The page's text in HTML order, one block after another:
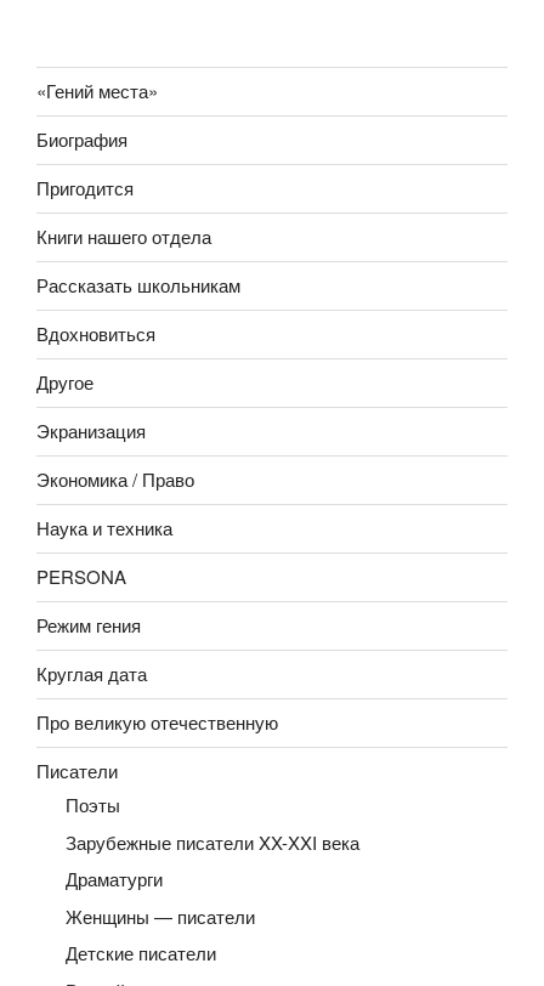
«Гений места»
Биография
Пригодится
Книги нашего отдела
Рассказать школьникам
Вдохновиться
Другое
Экранизация
Экономика / Право
Наука и техника
PERSONA
Режим гения
Круглая дата
Про великую отечественную
Писатели
Поэты
Зарубежные писатели XX-XXI века
Драматурги
Женщины — писатели
Детские писатели